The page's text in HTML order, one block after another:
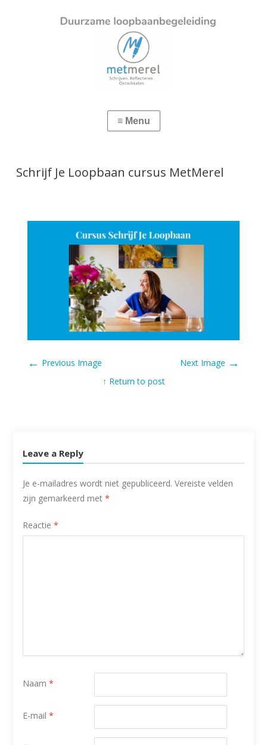
Schrijf Je Loopbaan cursus MetMerel
← Previous Image Next Image →
↑ Return to post
Leave a Reply
Je e-mailadres wordt niet gepubliceerd. Vereiste velden
zijn gemarkeerd met *
Reactie *
Naam *
E-mail *